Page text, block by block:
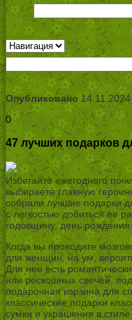
Опубликовано
0
47 лучших подарков
Избегайте ежегодного
выбираете главную
собрали лучшие подарки
с легкостью добиться ее
годовщину, день рождения
Когда вы проводите
для женщин, на ум,
Для нее есть
или роскошных свечей,
подарочная корзина для
классические подарки
сумки и украшения в